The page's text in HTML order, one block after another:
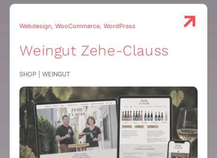
Webdesign, WooCommerce, WordPress
Weingut Zehe-Clauss
SHOP | WEINGUT